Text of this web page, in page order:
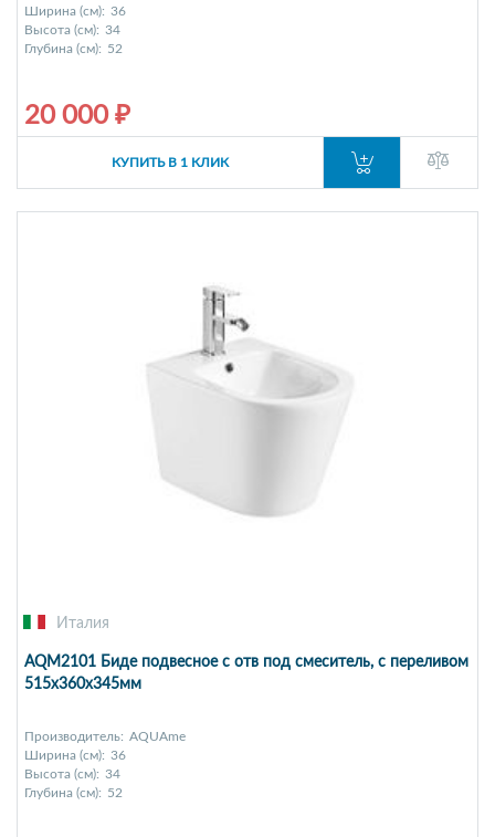
Ширина (см): 36
Высота (см): 34
Глубина (см): 52
20 000 ₽
КУПИТЬ В 1 КЛИК
Италия
AQM2101 Биде подвесное с отв под смеситель, с переливом
515x360x345мм
Производитель: AQUAme
Ширина (см): 36
Высота (см): 34
Глубина (см): 52